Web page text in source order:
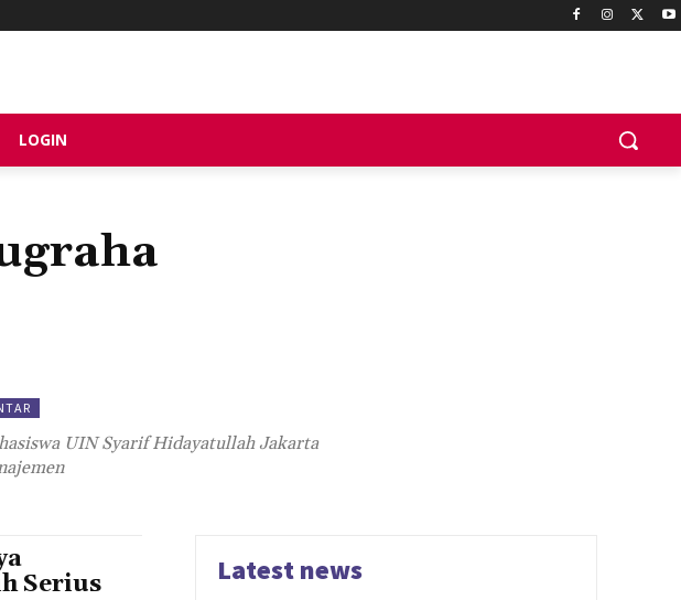
LOGIN
UIN Syarif Hidayatullah Jakarta
Serius
Latest news